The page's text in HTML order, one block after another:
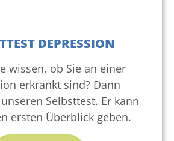
DEPRESSION
wissen, ob Sie an einer
erkrankt sind? Dann
Selbsttest. Er kann
ersten Überblick geben.